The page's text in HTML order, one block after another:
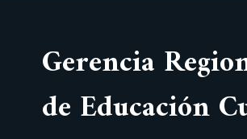
Gerencia
de Educación